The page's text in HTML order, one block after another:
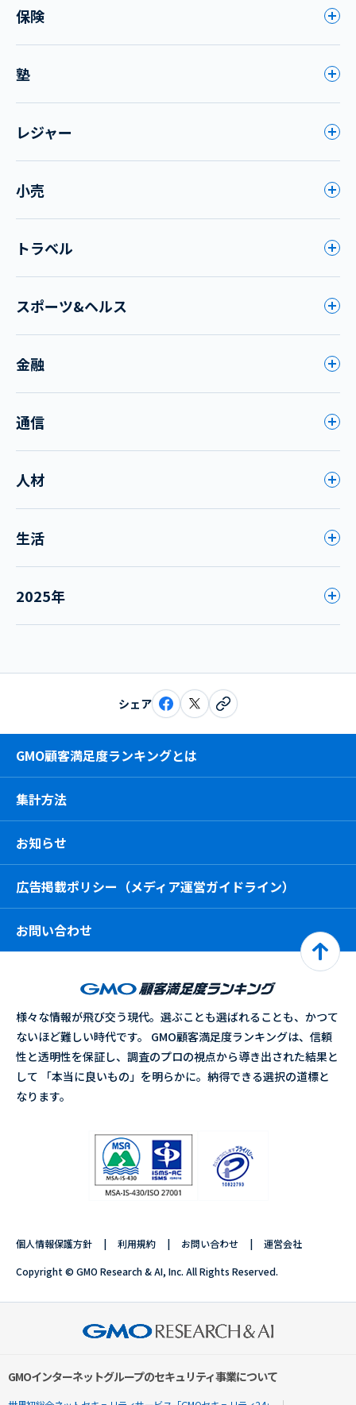
保険
塾
レジャー
小売
トラベル
スポーツ&ヘルス
金融
通信
人材
生活
2025年
シェア
GMO顧客満足度ランキングとは
集計方法
お知らせ
広告掲載ポリシー（メディア運営ガイドライン）
お問い合わせ
様々な情報が飛び交う現代。選ぶことも選ばれることも、かつて
ないほど難しい時代です。 GMO顧客満足度ランキングは、信頼
性と透明性を保証し、調査のプロの視点から導き出された結果と
して 「本当に良いもの」を明らかに。納得できる選択の道標と
なります。
個人情報保護方針 利用規約 お問い合わせ 運営会社
Copyright © GMO Research & AI, Inc. All Rights Reserved.
GMOインターネットグループのセキュリティ事業について